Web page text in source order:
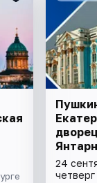
24
четверг